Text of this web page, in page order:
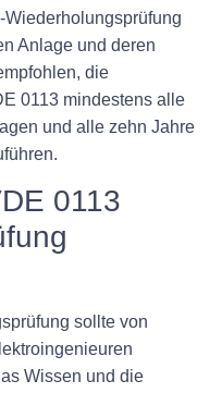
Anlage und deren
die
0113 mindestens alle
und alle zehn Jahre
0113
sollte von
Wissen und die